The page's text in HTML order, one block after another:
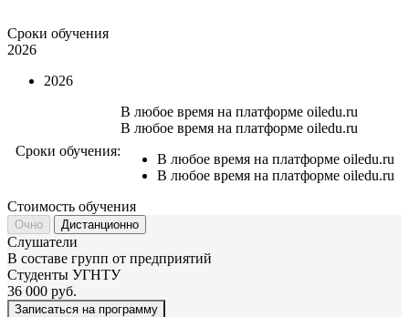
Сроки обучения
2026
2026
Сроки обучения:
В любое время на платформе oiledu.ru
В любое время на платформе oiledu.ru
В любое время на платформе oiledu.ru
В любое время на платформе oiledu.ru
Стоимость обучения
Очно Дистанционно
Слушатели
В составе групп от предприятий
Студенты УГНТУ
36 000 руб.
Записаться на программу